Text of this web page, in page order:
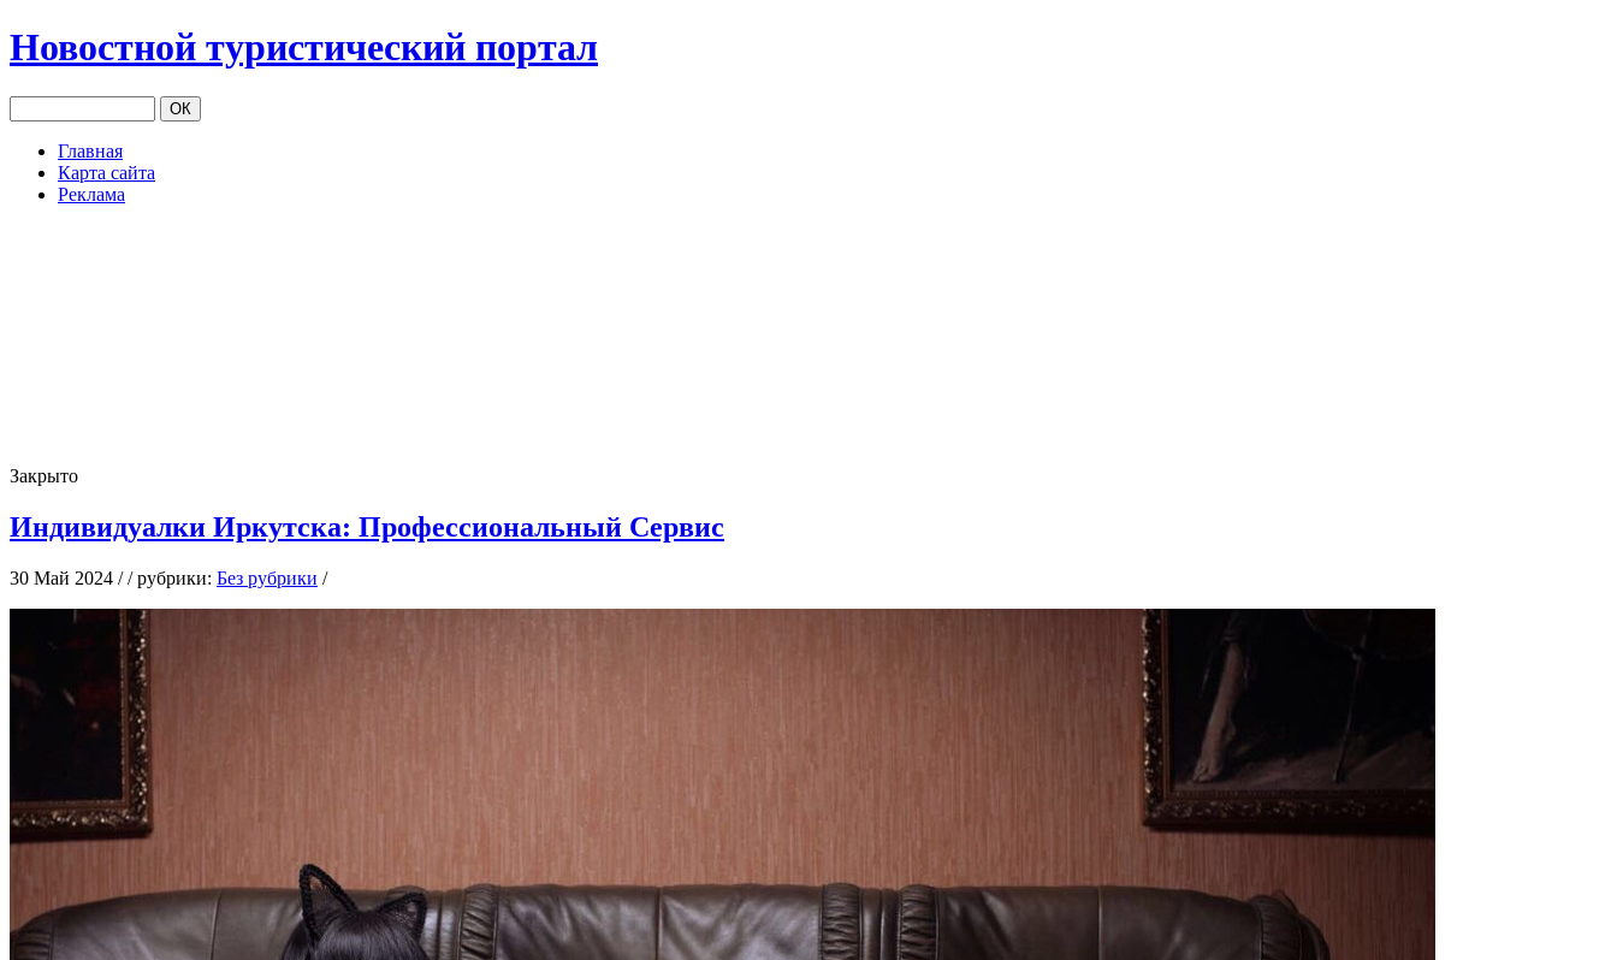
Новостной туристический портал
Главная
Карта сайта
Реклама
Закрыто
Индивидуалки Иркутска: Профессиональный Сервис
30 Май 2024 / / рубрики: Без рубрики /